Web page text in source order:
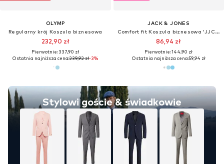
OLYMP
Regularny krój Koszula biznesowa
232,90 zł
Pierwotnie: 337,90 zł
Ostatnia najniższa cena:239,92 zł-3%
Stylowi goście & świadkowie
JACK & JONES
Comfort fit Koszula biznesowa 'JJCOLE'
86,94 zł
Pierwotnie: 144,90 zł
Ostatnia najniższa cena:59,94 zł